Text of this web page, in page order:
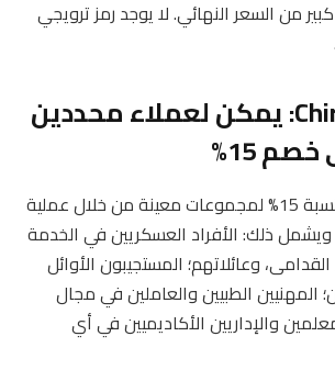
من السعر النهائي. لا يوجد رمز ترويجي
كود خصم Chirp: يمكن لعملاء محددين
15%
تقدم Chirp خصمًا بنسبة 15% لمجموعات معينة من خلال عملية
ويشمل ذلك: الأفراد العسكريين في الخدمة
القدامى، وعائلاتهم؛ المستجيبون الأوائل
المهنيين الطبيين والعاملين في مجال
والإداريين الأكاديميين في أي